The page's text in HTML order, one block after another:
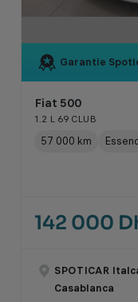
Garantie
Fiat 500
1.2 L 69 CLUB
57 000 km
142 000
SPOTICAR
Casablanca